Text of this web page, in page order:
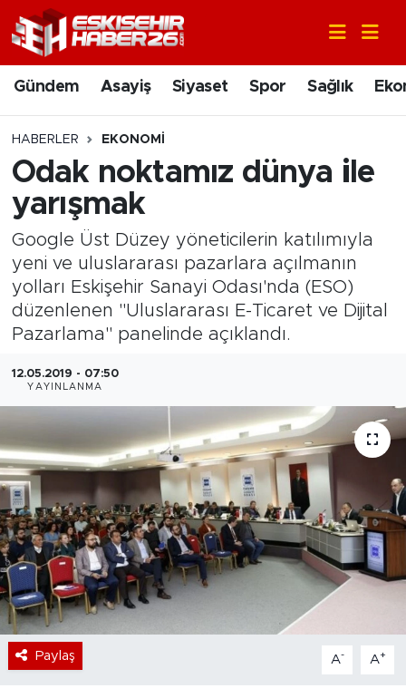
Gündem Asayiş Siyaset Spor Sağlık
HABERLER EKONOMI
Odak noktamız dünya ile
yarışmak
Google Üst Düzey yöneticilerin katılımıyla
yeni ve uluslararası pazarlara açılmanın
yolları Eskişehir Sanayi Odası'nda (ESO)
düzenlenen "Uluslararası E-Ticaret ve Dijital
Pazarlama" panelinde açıklandı.
12.05.2019 - 07:50
YAYINLANMA
Paylaş A- A+
Gündem
Asayiş
Siyaset
Spor
Sağlık
Ekonomi
Sanat
Teknoloji
Magazin
Dünya
Sektör
Nöbetçi Eczaneler
Hava Durumu
Trafik Durumu
Süper Lig Puan Durumu ve Fikstür
Tüm Manşetler
Son Dakika Haberleri
Haber Arşivi